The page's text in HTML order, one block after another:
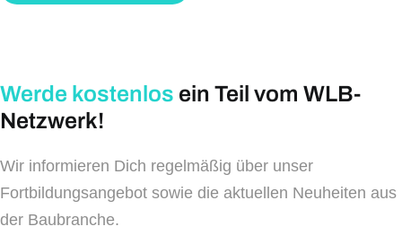
Werde kostenlos ein Teil vom WLB-
Netzwerk!
Wir informieren Dich regelmäßig über unser
Fortbildungsangebot sowie die aktuellen Neuheiten aus
der Baubranche.